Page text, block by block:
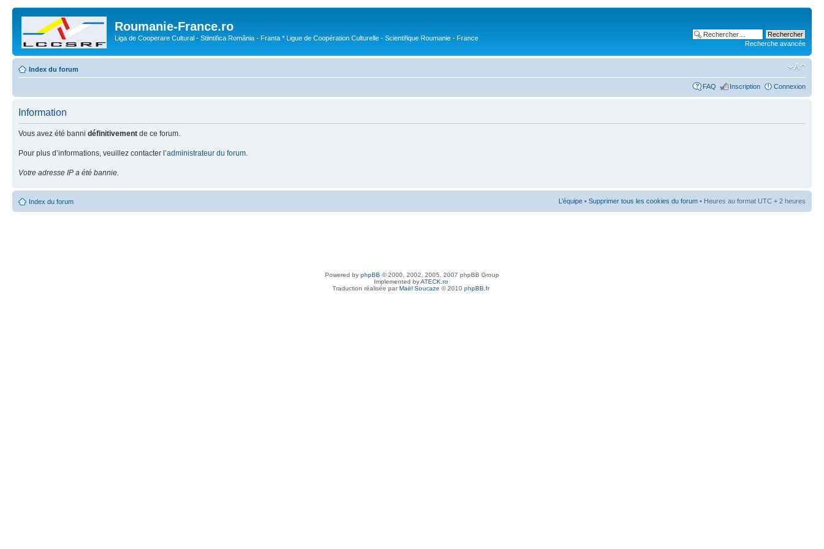
Roumanie-France.ro
Liga de Cooperare Cultural - Stiintifica România - Franta * Ligue de Coopération Culturelle - Scientifique Roumanie - France
Recherche avancée
Index du forum
FAQ Inscription Connexion
Information
Vous avez été banni définitivement de ce forum.
Pour plus d’informations, veuillez contacter l’administrateur du forum
Votre adresse IP a été bannie.
Index du forum L’équipe • Supprimer tous les cookies du forum • Heures au format UTC + 2 heures
Powered by phpBB © 2000, 2002, 2005, 2007 phpBB Group
Implemented byATECK.ro
Traduction réalisée parMaël Soucaze © 2010 phpBB.fr